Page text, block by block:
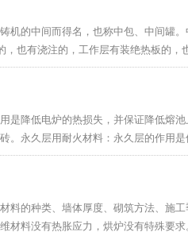
机的中间而得名，也称中包、中间罐
也有浇注的，工作层有装绝热板的，
是降低电炉的热损失，并保证降低熔
。永久层用耐火材料：永久层的作用是
料的种类、墙体厚度、砌筑方法、施
料没有热胀应力，烘炉没有特殊要求